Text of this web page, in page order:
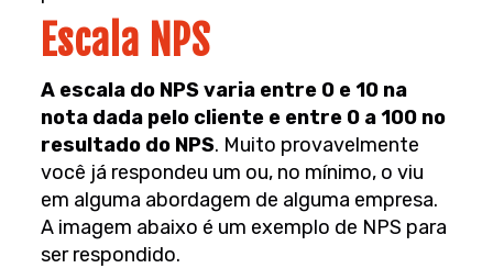
Escala NPS
A escala do NPS varia entre 0 e 10 na
nota dada pelo cliente e entre 0 a 100 no
resultado do NPS. Muito provavelmente
você já respondeu um ou, no mínimo, o viu
em alguma abordagem de alguma empresa.
A imagem abaixo é um exemplo de NPS para
ser respondido.